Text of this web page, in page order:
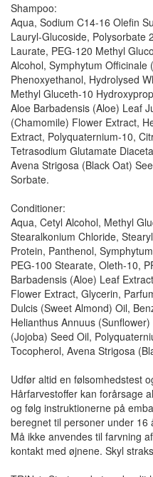
Shampoo:
Aqua, Sodium C14-16 Olefin
Lauryl-Glucoside, Polysorbate
Laurate, PEG-120 Methyl
Alcohol, Symphytum Officinale
Phenoxyethanol, Hydrolysed
Methyl Gluceth-10
Aloe Barbadensis (Aloe) Leaf
(Chamomile) Flower Extract,
Extract, Polyquaternium-10,
Tetrasodium Glutamate
Avena Strigosa (Black Oat)
Sorbate.
Conditioner:
Aqua, Cetyl Alcohol, Methyl
Stearalkonium Chloride,
Protein, Panthenol,
PEG-100 Stearate, Oleth-10,
Barbadensis (Aloe) Leaf
Flower Extract, Glycerin,
Dulcis (Sweet Almond) Oil,
Helianthus Annuus
(Jojoba) Seed Oil,
Tocopherol, Avena Strigosa
Udfør altid en følsomhedstest
Hårfarvestoffer kan forårsage
og følg instruktionerne på
beregnet til personer under 16
Må ikke anvendes til farvning
kontakt med øjnene. Skyl